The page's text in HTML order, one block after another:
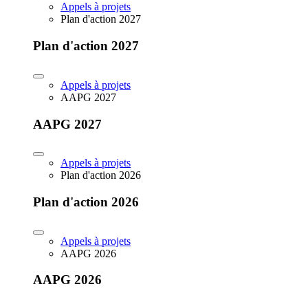
Appels à projets
Plan d'action 2027
Plan d'action 2027
Appels à projets
AAPG 2027
AAPG 2027
Appels à projets
Plan d'action 2026
Plan d'action 2026
Appels à projets
AAPG 2026
AAPG 2026